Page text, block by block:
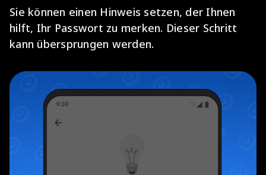
Sie können einen Hinweis setzen, der Ihnen
hilft, Ihr Passwort zu merken. Dieser Schritt
kann übersprungen werden.